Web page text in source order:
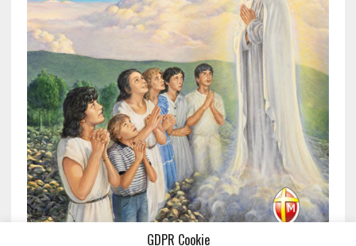
GDPR Cookie